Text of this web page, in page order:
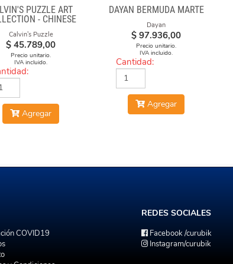
PUZZLE ART
- CHINESE
FACE-OFF CUBE
& BLUE MASKS)
Calvin's Puzzle
$ 45.789,00
Precio unitario.
IVA incluido.
Agregar
DAYAN BERMUDA MARTE
Dayan
$ 97.936,00
Precio unitario.
IVA incluido.
Cantidad:
Agregar
COVID19
REDES SOCIALES
Facebook/curubik
Instagram/curubik